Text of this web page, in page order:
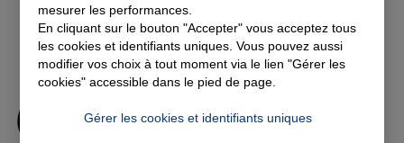
mesurer les performances.
En cliquant sur le bouton "Accepter" vous acceptez tous
les cookies et identifiants uniques. Vous pouvez aussi
modifier vos choix à tout moment via le lien "Gérer les
cookies" accessible dans le pied de page.
Gérer les cookies et identifiants uniques